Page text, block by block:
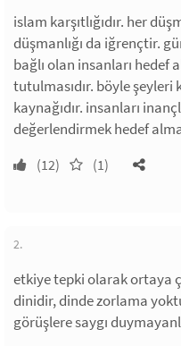
islam karşıtlığıdır. her
düşmanlığı da iğrençtir.
bağlı olan insanları hedef
tutulmasıdır. böyle
kaynağıdır. insanları
değerlendirmek hedef
(12) (1)
2.
etkiye tepki olarak ortaya
dinidir, dinde zorlama
görüşlere saygı